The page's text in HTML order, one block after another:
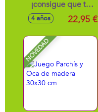
¡consigue que tu
hipopótamo sea el
más comilón!
4 años 22,95 €
NOVEDAD